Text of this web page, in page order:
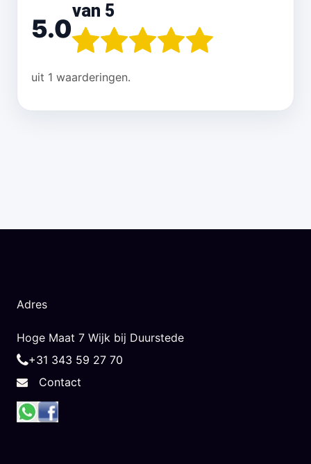
5.0
van 5
uit 1 waarderingen.
Adres
Hoge Maat 7 Wijk bij Duurstede
+31 343 59 27 70
Contact